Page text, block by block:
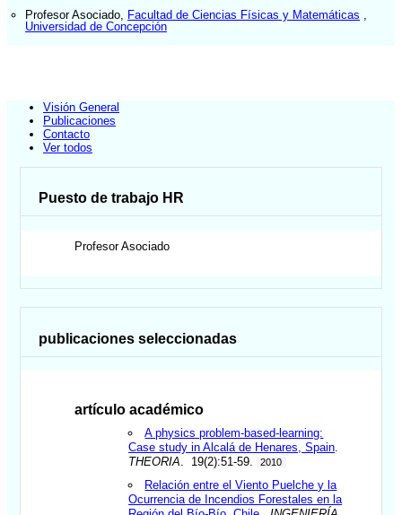
Profesor Asociado Facultad de Ciencias Físicas y Matemáticas
Universidad de Concepción
Visión General
Publicaciones
Contacto
Ver todos
Puesto de trabajo HR
Profesor Asociado
publicaciones seleccionadas
artículo académico
A physics problem-based-learning:
Case study in Alcalá de Henares, Spain
THEORIA . 19(2):51-59. 2010
Relación entre el Viento Puelche y la
Ocurrencia de Incendios Forestales en la